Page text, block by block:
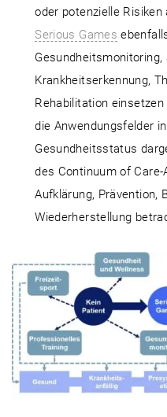
oder potenzielle
Serious Games
Gesundheitsmonitoring,
Krankheitserkennung,
Rehabilitation
die Anwendungsfelder
Gesundheitsstatus
des Continuum of
Aufklärung, Prävention,
Wiederherstellung